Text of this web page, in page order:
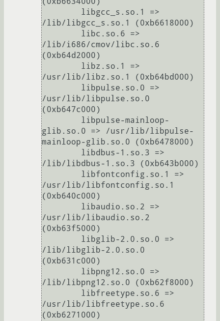
/lib/libgcc_s.so.1 (0xb6618000)
/lib/i686/cmov/libc.so.6
(0xb64d2000)
/usr/lib/libz.so.1 (0xb64bd000)
/usr/lib/libpulse.so.0
(0xb647c000)
glib.so.0 => /usr/lib/libpulse-
mainloop-glib.so.0 (0xb6478000)
/lib/libdbus-1.so.3 (0xb643b000)
/usr/lib/libfontconfig.so.1
(0xb640c000)
/usr/lib/libaudio.so.2
(0xb63f5000)
/lib/libglib-2.0.so.0
(0xb631c000)
/lib/libpng12.so.0 (0xb62f8000)
/usr/lib/libfreetype.so.6
(0xb6271000)